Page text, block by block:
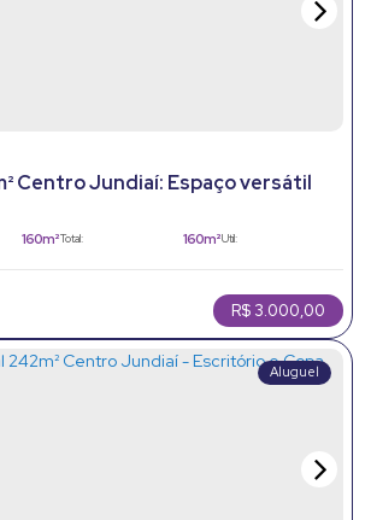
Centro Jundiaí: Espaço versátil
R$ 3.000,00
Total:
160m² Útil:
160m²